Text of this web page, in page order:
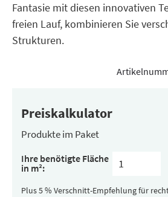
Fantasie mit diesen innovativen
freien Lauf, kombinieren Sie
Strukturen.
Preiskalkulator
Produkte im Paket
Inhalt
pro
Paket
Ihre benötigte Fläche
in m²:
Plus 5 % Verschnitt-Empfehlung für